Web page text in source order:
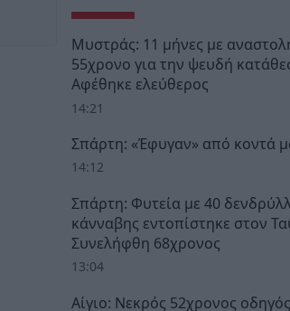
Μυστράς: 11 μήνες με
55χρονο για την ψευδή
Αφέθηκε ελεύθερος
14:21
Σπάρτη: «Έφυγαν» από κοντά
14:12
Σπάρτη: Φυτεία με 40
κάνναβης εντοπίστηκε στον
Συνελήφθη 68χρονος
13:04
Αίγιο: Νεκρός 52χρονος οδηγός